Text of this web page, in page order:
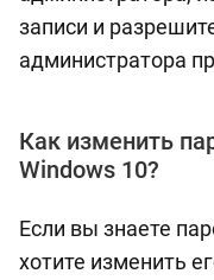
записи и
администратора
Как изменить
Windows 10?
Если вы знаете
хотите изменить